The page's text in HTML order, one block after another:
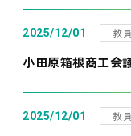
2025/12/01 教
小田原箱根商工会
2025/12/01 教